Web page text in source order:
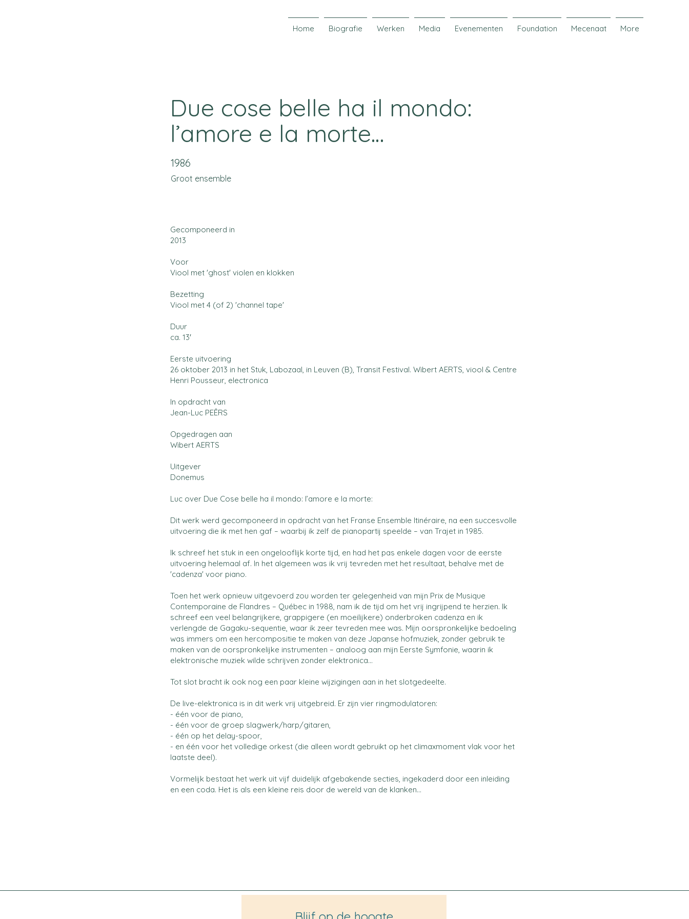
Home Biografie Werken Media Evenementen Foundation Mecenaat More
Due cose belle ha il mondo:
l’amore e la morte…
1986
Groot ensemble
Gecomponeerd in
2013
Voor
Viool met 'ghost' violen en klokken
Bezetting
Viool met 4 (of 2) 'channel tape'
Duur
ca. 13′
Eerste uitvoering
26 oktober 2013 in het Stuk, Labozaal, in Leuven (B), Transit Festival. Wibert AERTS, viool & Centre
Henri Pousseur, electronica
In opdracht van
Jean-Luc PEÊRS
Opgedragen aan
Wibert AERTS
Uitgever
Donemus
Luc over Due Cose belle ha il mondo: l’amore e la morte:
Dit werk werd gecomponeerd in opdracht van het Franse Ensemble Itinéraire, na een succesvolle
uitvoering die ik met hen gaf – waarbij ik zelf de pianopartij speelde – van Trajet in 1985.
Ik schreef het stuk in een ongelooflijk korte tijd, en had het pas enkele dagen voor de eerste
uitvoering helemaal af. In het algemeen was ik vrij tevreden met het resultaat, behalve met de
'cadenza' voor piano.
Toen het werk opnieuw uitgevoerd zou worden ter gelegenheid van mijn Prix de Musique
Contemporaine de Flandres – Québec in 1988, nam ik de tijd om het vrij ingrijpend te herzien. Ik
schreef een veel belangrijkere, grappigere (en moeilijkere) onderbroken cadenza en ik
verlengde de Gagaku-sequentie, waar ik zeer tevreden mee was. Mijn oorspronkelijke bedoeling
was immers om een hercompositie te maken van deze Japanse hofmuziek, zonder gebruik te
maken van de oorspronkelijke instrumenten – analoog aan mijn Eerste Symfonie, waarin ik
elektronische muziek wilde schrijven zonder elektronica...
Tot slot bracht ik ook nog een paar kleine wijzigingen aan in het slotgedeelte.
De live-elektronica is in dit werk vrij uitgebreid. Er zijn vier ringmodulatoren:
- één voor de piano,
- één voor de groep slagwerk/harp/gitaren,
- één op het delay-spoor,
- en één voor het volledige orkest (die alleen wordt gebruikt op het climaxmoment vlak voor het
laatste deel).
Vormelijk bestaat het werk uit vijf duidelijk afgebakende secties, ingekaderd door een inleiding
en een coda. Het is als een kleine reis door de wereld van de klanken…